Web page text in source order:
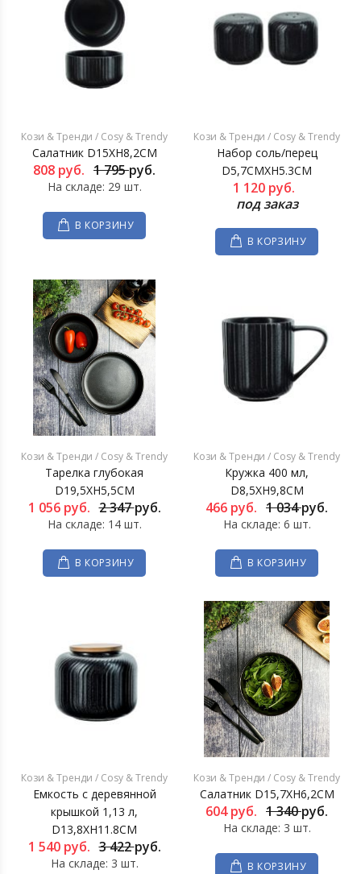
Кози & Тренди / Cosy & Trendy
Салатник D15XH8,2CM
808 руб. 1 795руб.
На складе: 29 шт.
В КОРЗИНУ
Кози & Тренди / Cosy & Trendy
Набор соль/перец
D5,7CMХH5.3CM
1 120 руб.
под заказ
В КОРЗИНУ
Кози & Тренди / Cosy & Trendy
Тарелка глубокая
D19,5XH5,5CM
1 056 руб. 2 347руб.
На складе: 14 шт.
В КОРЗИНУ
Кози & Тренди / Cosy & Trendy
Кружка 400 мл,
D8,5XH9,8CM
466 руб. 1 034руб.
На складе: 6 шт.
В КОРЗИНУ
Кози & Тренди / Cosy & Trendy
Емкость с деревянной
крышкой 1,13 л,
D13,8XH11.8CM
1 540 руб. 3 422руб.
На складе: 3 шт.
Кози & Тренди / Cosy & Trendy
Салатник D15,7XH6,2CM
604руб. 1 340руб.
На складе: 3 шт.
В КОРЗИНУ